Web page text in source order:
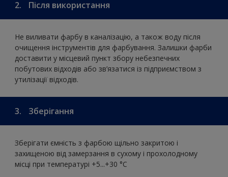
2. Після використання
Не виливати фарбу в каналізацію, а також воду після
очищення інструментів для фарбування. Залишки фарби
доставити у місцевий пункт збору небезпечних
побутових відходів або зв’язатися із підприємством з
утилізації відходів.
3. Зберігання
Зберігати ємність з фарбою щільно закритою і
захищеною від замерзання в сухому і прохолодному
місці при температурі +5...+30 °C